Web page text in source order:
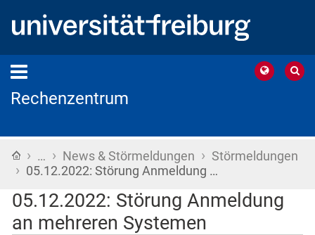
Rechenzentrum
Startseite
› … › News & Störmeldungen › Störmeldungen
› 05.12.2022: Störung Anmeldung …
05.12.2022: Störung Anmeldung
an mehreren Systemen